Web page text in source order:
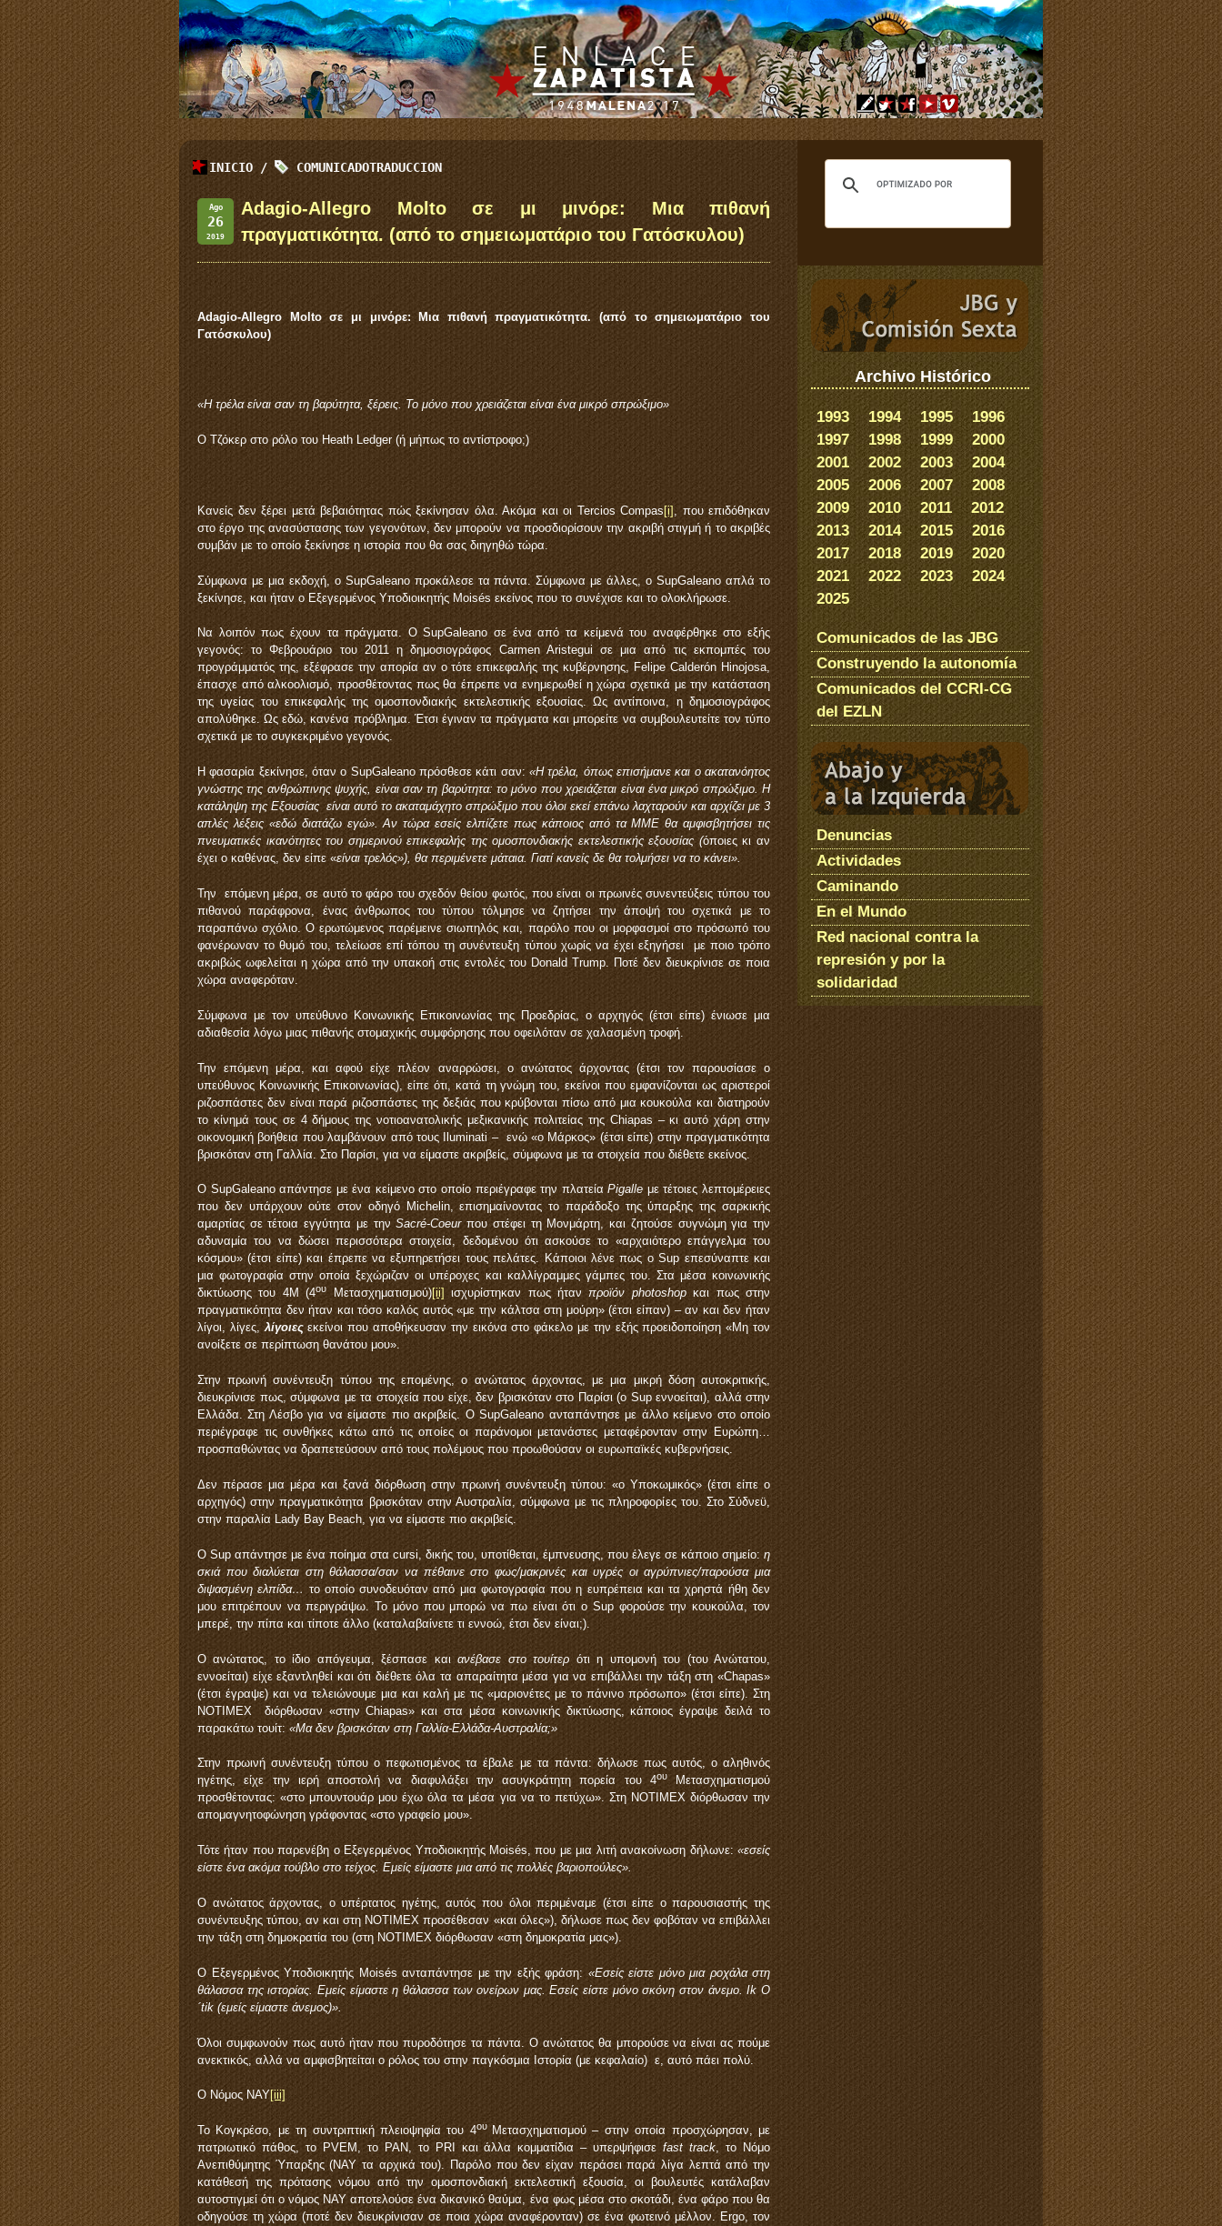
INICIO / COMUNICADOTRADUCCION
Ago
26
2019
Adagio-Allegro Molto σε μι μινόρε: Μια πιθανή
πραγματικότητα. (από το σημειωματάριο του Γατόσκυλου)
Adagio-Allegro
Molto σε μι μινόρε: Μια πιθανή πραγματικότητα. (από το σημειωματάριο του
Γατόσκυλου)
«Η τρέλα είναι σαν τη βαρύτητα, ξέρεις. Το μόνο που χρειάζεται είναι ένα μικρό σπρώξιμο»
Ο Τζόκερ στο ρόλο του Heath Ledger (ή μήπως το αντίστροφο;)
Κανείς δεν ξέρει μετά βεβαιότητας πώς ξεκίνησαν όλα. Ακόμα και οι Tercios Compas [i]
, που επιδόθηκαν
στο έργο της ανασύστασης των γεγονότων, δεν μπορούν να προσδιορίσουν την ακριβή στιγμή ή το ακριβές
συμβάν με το οποίο ξεκίνησε η ιστορία που θα σας διηγηθώ τώρα.
Σύμφωνα με μια εκδοχή, ο SupGaleano προκάλεσε τα πάντα. Σύμφωνα με άλλες, ο SupGaleano απλά το
ξεκίνησε, και ήταν ο Εξεγερμένος Υποδιοικητής Moisés εκείνος που το συνέχισε και το ολοκλήρωσε.
Να λοιπόν πως έχουν τα πράγματα. Ο SupGaleano σε ένα από τα κείμενά του αναφέρθηκε στο εξής
γεγονός: το Φεβρουάριο του 2011 η δημοσιογράφος Carmen Aristegui σε μια από τις εκπομπές του
προγράμματός της, εξέφρασε την απορία αν ο τότε επικεφαλής της κυβέρνησης, Felipe Calderón Hinojosa,
έπασχε από αλκοολισμό, προσθέτοντας πως θα έπρεπε να ενημερωθεί η χώρα σχετικά με την κατάσταση
της υγείας του επικεφαλής της ομοσπονδιακής εκτελεστικής εξουσίας. Ως αντίποινα, η δημοσιογράφος
απολύθηκε. Ως εδώ, κανένα πρόβλημα. Έτσι έγιναν τα πράγματα και μπορείτε να συμβουλευτείτε τον τύπο
σχετικά με το συγκεκριμένο γεγονός.
Η φασαρία ξεκίνησε, όταν ο SupGaleano πρόσθεσε κάτι σαν: «Η τρέλα, όπως επισήμανε και ο ακατανόητος
γνώστης της ανθρώπινης ψυχής, είναι σαν τη βαρύτητα: το μόνο που χρειάζεται είναι ένα μικρό σπρώξιμο. Η
κατάληψη της Εξουσίας είναι αυτό το ακαταμάχητο σπρώξιμο που όλοι εκεί επάνω λαχταρούν και αρχίζει με 3
απλές λέξεις «εδώ διατάζω εγώ». Αν τώρα εσείς ελπίζετε πως κάποιος από τα ΜΜΕ θα αμφισβητήσει τις
πνευματικές ικανότητες του σημερινού επικεφαλής της ομοσπονδιακής εκτελεστικής εξουσίας (όποιες κι αν
έχει ο καθένας, δεν είπε «είναι τρελός»), θα περιμένετε μάταια. Γιατί κανείς δε θα τολμήσει να το κάνει».
Την επόμενη μέρα, σε αυτό το φάρο του σχεδόν θείου φωτός, που είναι οι πρωινές συνεντεύξεις τύπου του
πιθανού παράφρονα, ένας άνθρωπος του τύπου τόλμησε να ζητήσει την άποψή του σχετικά με το
παραπάνω σχόλιο. Ο ερωτώμενος παρέμεινε σιωπηλός και, παρόλο που οι μορφασμοί στο πρόσωπό του
φανέρωναν το θυμό του, τελείωσε επί τόπου τη συνέντευξη τύπου χωρίς να έχει εξηγήσει με ποιο τρόπο
ακριβώς ωφελείται η χώρα από την υπακοή στις εντολές του Donald Trump. Ποτέ δεν διευκρίνισε σε ποια
χώρα αναφερόταν.
Σύμφωνα με τον υπεύθυνο Κοινωνικής Επικοινωνίας της Προεδρίας, ο αρχηγός (έτσι είπε) ένιωσε μια
αδιαθεσία λόγω μιας πιθανής στομαχικής συμφόρησης που οφειλόταν σε χαλασμένη τροφή.
Την επόμενη μέρα, και αφού είχε πλέον αναρρώσει, ο ανώτατος άρχοντας (έτσι τον παρουσίασε ο
υπεύθυνος Κοινωνικής Επικοινωνίας), είπε ότι, κατά τη γνώμη του, εκείνοι που εμφανίζονται ως αριστεροί
ριζοσπάστες δεν είναι παρά ριζοσπάστες της δεξιάς που κρύβονται πίσω από μια κουκούλα και διατηρούν
το κίνημά τους σε 4 δήμους της νοτιοανατολικής μεξικανικής πολιτείας της Chiapas – κι αυτό χάρη στην
οικονομική βοήθεια που λαμβάνουν από τους Iluminati – ενώ «ο Μάρκος» (έτσι είπε) στην πραγματικότητα
βρισκόταν στη Γαλλία. Στο Παρίσι, για να είμαστε ακριβείς, σύμφωνα με τα στοιχεία που διέθετε εκείνος.
Ο SupGaleano απάντησε με ένα κείμενο στο οποίο περιέγραφε την πλατείαPigalle με τέτοιες λεπτομέρειες
που δεν υπάρχουν ούτε στον οδηγό Michelin, επισημαίνοντας το παράδοξο της ύπαρξης της σαρκικής
αμαρτίας σε τέτοια εγγύτητα με τηνSacré-Coeurπου στέφει τη Μονμάρτη, και ζητούσε συγνώμη για την
αδυναμία του να δώσει περισσότερα στοιχεία, δεδομένου ότι ασκούσε το «αρχαιότερο επάγγελμα του
κόσμου» (έτσι είπε) και έπρεπε να εξυπηρετήσει τους πελάτες. Κάποιοι λένε πως ο Sup επεσύναπτε και
μια φωτογραφία στην οποία ξεχώριζαν οι υπέροχες και καλλίγραμμες γάμπες του. Στα μέσα κοινωνικής
δικτύωσης του 4Μ (4ου Μετασχηματισμού)[ii] ισχυρίστηκαν πως ήτανπροϊόν photoshopκαι πως στην
πραγματικότητα δεν ήταν και τόσο καλός αυτός «με την κάλτσα στη μούρη» (έτσι είπαν) – αν και δεν ήταν
λίγοι, λίγες,λίγοιεςεκείνοι που αποθήκευσαν την εικόνα στο φάκελο με την εξής προειδοποίηση «Μη τον
ανοίξετε σε περίπτωση θανάτου μου».
Στην πρωινή συνέντευξη τύπου της επομένης, ο ανώτατος άρχοντας, με μια μικρή δόση αυτοκριτικής,
διευκρίνισε πως, σύμφωνα με τα στοιχεία που είχε, δεν βρισκόταν στο Παρίσι (ο Sup εννοείται), αλλά στην
Ελλάδα. Στη Λέσβο για να είμαστε πιο ακριβείς. Ο SupGaleano ανταπάντησε με άλλο κείμενο στο οποίο
περιέγραφε τις συνθήκες κάτω από τις οποίες οι παράνομοι μετανάστες μεταφέρονταν στην Ευρώπη…
προσπαθώντας να δραπετεύσουν από τους πολέμους που προωθούσαν οι ευρωπαϊκές κυβερνήσεις.
Δεν πέρασε μια μέρα και ξανά διόρθωση στην πρωινή συνέντευξη τύπου: «ο Υποκωμικός» (έτσι είπε ο
αρχηγός) στην πραγματικότητα βρισκόταν στην Αυστραλία, σύμφωνα με τις πληροφορίες του. Στο Σύδνεϋ,
στην παραλία Lady Bay Beach, για να είμαστε πιο ακριβείς.
Ο Sup απάντησε με ένα ποίημα στα cursi, δικής του, υποτίθεται, έμπνευσης, που έλεγε σε κάποιο σημείο: η
σκιά που διαλύεται στη θάλασσα/σαν να πέθαινε στο φως/μακρινές και υγρές οι αγρύπνιες/παρούσα μια
διψασμένη ελπίδα… το οποίο συνοδευόταν από μια φωτογραφία που η ευπρέπεια και τα χρηστά ήθη δεν
μου επιτρέπουν να περιγράψω. Το μόνο που μπορώ να πω είναι ότι ο Sup φορούσε την κουκούλα, τον
μπερέ, την πίπα και τίποτε άλλο (καταλαβαίνετε τι εννοώ, έτσι δεν είναι;).
Ο ανώτατος, το ίδιο απόγευμα, ξέσπασε καιανέβασε στο τουίτερ ότι η υπομονή του (του Ανώτατου,
εννοείται) είχε εξαντληθεί και ότι διέθετε όλα τα απαραίτητα μέσα για να επιβάλλει την τάξη στη «Chapas»
(έτσι έγραψε) και να τελειώνουμε μια και καλή με τις «μαριονέτες με το πάνινο πρόσωπο» (έτσι είπε). Στη
NOTIMEX διόρθωσαν «στην Chiapas» και στα μέσα κοινωνικής δικτύωσης, κάποιος έγραψε δειλά το
παρακάτω τουίτ: «Μα δεν βρισκόταν στη Γαλλία-Ελλάδα-Αυστραλία;»
Στην πρωινή συνέντευξη τύπου ο πεφωτισμένος τα έβαλε με τα πάντα: δήλωσε πως αυτός, ο αληθινός
ηγέτης, είχε την ιερή αποστολή να διαφυλάξει την ασυγκράτητη πορεία του 4ουΜετασχηματισμού
προσθέτοντας: «στο μπουντουάρ μου έχω όλα τα μέσα για να το πετύχω». Στη NOTIMEX διόρθωσαν την
απομαγνητοφώνηση γράφοντας «στο γραφείο μου».
Τότε ήταν που παρενέβη ο Εξεγερμένος Υποδιοικητής Moisés, που με μια λιτή ανακοίνωση δήλωνε:«εσείς
είστε ένα ακόμα τούβλο στο τείχος. Εμείς είμαστε μια από τις πολλές βαριοπούλες».
Ο ανώτατος άρχοντας, ο υπέρτατος ηγέτης, αυτός που όλοι περιμέναμε (έτσι είπε ο παρουσιαστής της
συνέντευξης τύπου, αν και στη NOTIMEX προσέθεσαν «και όλες»), δήλωσε πως δεν φοβόταν να επιβάλλει
την τάξη στη δημοκρατία του (στη NOTIMEX διόρθωσαν «στη δημοκρατία μας»).
Ο Εξεγερμένος Υποδιοικητής Moisés ανταπάντησε με την εξής φράση: «Εσείς είστε μόνο μια ροχάλα στη
θάλασσα της ιστορίας. Εμείς είμαστε η θάλασσα των ονείρων μας. Εσείς είστε μόνο σκόνη στον άνεμο.IkO
´tik (εμείς είμαστε άνεμος)».
Όλοι συμφωνούν πως αυτό ήταν που πυροδότησε τα πάντα. Ο ανώτατος θα μπορούσε να είναι ας πούμε
ανεκτικός, αλλά να αμφισβητείται ο ρόλος του στην παγκόσμια Ιστορία (με κεφαλαίο) ε, αυτό πάει πολύ.
Ο Νόμος ΝΑΥ [iii]
Το Κογκρέσο, με τη συντριπτική πλειοψηφία του 4ουΜετασχηματισμού – στην οποία προσχώρησαν, με
πατριωτικό πάθος, το PVEM, το PAN, το PRI και άλλα κομματίδια – υπερψήφισεfasttrack, το Νόμο
Ανεπιθύμητης Ύπαρξης (ΝΑΥ τα αρχικά του). Παρόλο που δεν είχαν περάσει παρά λίγα λεπτά από την
κατάθεσή της πρότασης νόμου από την ομοσπονδιακή εκτελεστική εξουσία, οι βουλευτές κατάλαβαν
αυτοστιγμεί ότι ο νόμος ΝΑΥ αποτελούσε ένα δικανικό θαύμα, ένα φως μέσα στο σκοτάδι, ένα φάρο που θα
οδηγούσε τη χώρα (ποτέ δεν διευκρίνισαν σε ποια χώρα αναφέρονταν) σε ένα φωτεινό μέλλον. Ergo, τον
Archivo Histórico
1993 1994 1995
1996
1997
1998 1999
2000
2001
2002 2003
2004
2005
2006 2007
2008
2009
2010 2011
2012
2013
2014 2015
2016
2017
2018 2019
2020
2021
2022 2023
2024
2025
Comunicados de las JBG
Construyendo la autonomía
Comunicados del CCRI-CG
del EZLN
Denuncias
Actividades
Caminando
En el Mundo
Red nacional contra la
represión y por la
solidaridad